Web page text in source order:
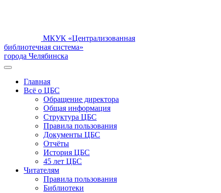
МКУК «Централизованная
библиотечная система»
города Челябинска
Главная
Всё о ЦБС
Обращение директора
Общая информация
Структура ЦБС
Правила пользования
Документы ЦБС
Отчёты
История ЦБС
45 лет ЦБС
Читателям
Правила пользования
Библиотеки